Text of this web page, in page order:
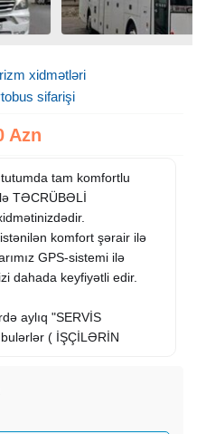
xidmətləri
sifarişi
Azn
tam komfortlu
TƏCRÜBƏLİ
komfort şərair ilə
GPS-sistemi ilə
dahada keyfiyətli edir.
aylıq "SERVİS
( İŞÇİLƏRİN